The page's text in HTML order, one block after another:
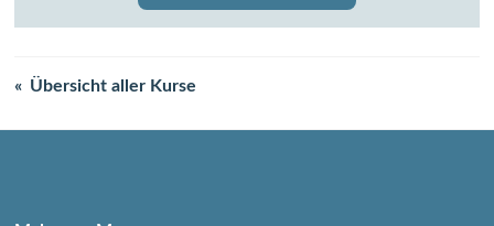
Übersicht aller Kurse